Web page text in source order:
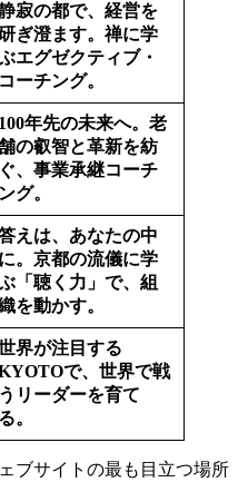
寂の都で、経営を
ぎ澄ます。禅に学
エグゼクティブ・
コーチング。
100年先の未来へ。老
の叡智と革新を紡
ぐ、事業承継コーチ
ング。
えは、あなたの中
に。京都の流儀に学
「聴く力」で、組
を動かす。
界が注目する
で、世界で戦
うリーダーを育て
る。
ブサイトの最も目立つ場所